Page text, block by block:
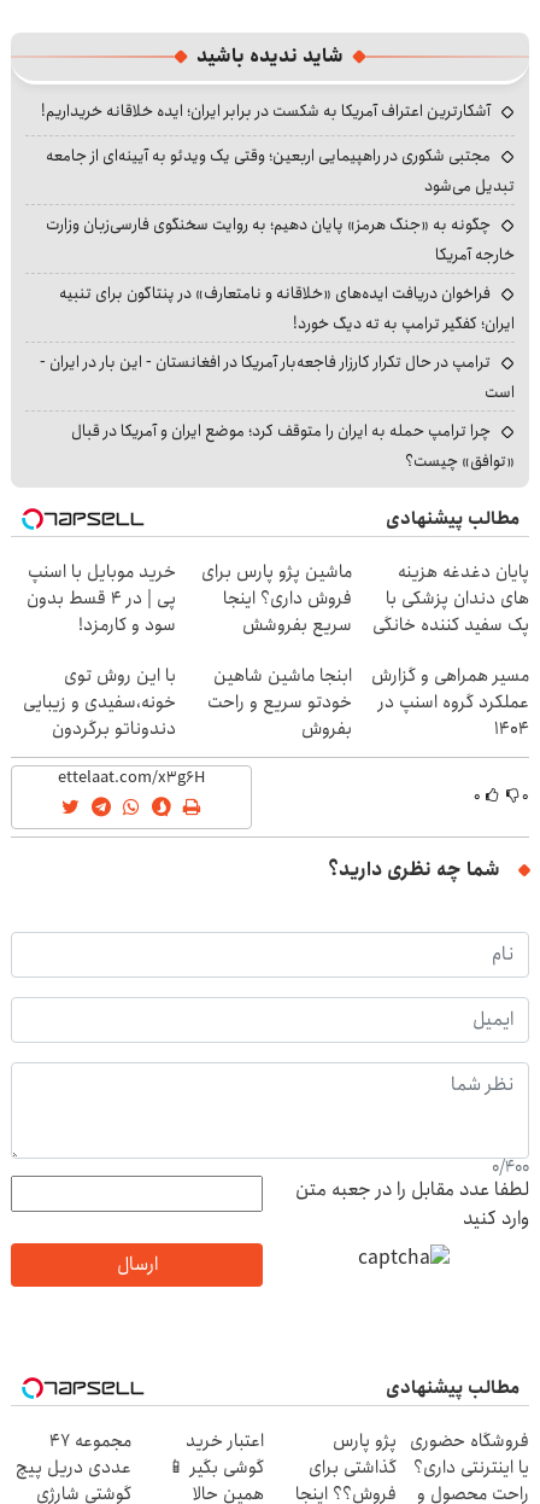
شاید ندیده باشید
آشکارترین اعتراف آمریکا به شکست در برابر ایران؛ ایده خلاقانه خریداریم!
مجتبی شکوری در راهپیمایی اربعین؛ وقتی یک ویدئو به آیینه‌ای از جامعه
تبدیل می‌شود
چگونه به «جنگ هرمز» پایان دهیم؛ به روایت سخنگوی فارسی‌زبان وزارت
خارجه آمریکا
فراخوان دریافت ایده‌های «خلاقانه و نامتعارف» در پنتاگون برای تنبیه
ایران؛ کفگیر ترامپ به ته دیگ خورد!
ترامپ در حال تکرار کارزار فاجعه‌بار آمریکا در افغانستان - این بار در ایران -
است
چرا ترامپ حمله به ایران را متوقف کرد؛ موضع ایران و آمریکا در قبال
«توافق» چیست؟
مطالب پیشنهادی
پایان دغدغه هزینه
های دندان پزشکی با
پک سفید کننده خانگی
ماشین پژو پارس برای
فروش داری؟ اینجا
سریع بفروشش
خرید موبایل با اسنپ
پی | در ۴ قسط بدون
سود و کارمزد!
مسیر همراهی و گزارش
عملکرد گروه اسنپ در
۱۴۰۴
ابنجا ماشین شاهین
خودتو سریع و راحت
بفروش
با این روش توی
خونه،سفیدی و زیبایی
دندوناتو برگردون
(40%off)
۰ ۰
شما چه نظری دارید؟
0/400
لطفا عدد مقابل را در جعبه متن
وارد کنید
ارسال
مطالب پیشنهادی
فروشگاه حضوری
یا اینترنتی داری؟
راحت محصول و
پژو پارس
گذاشتی برای
فروش؟؟ اینجا
اعتبار خرید
گوشی بگیر 📱
همین حالا
مجموعه 47
عددی دریل پیچ
گوشتی شارژی